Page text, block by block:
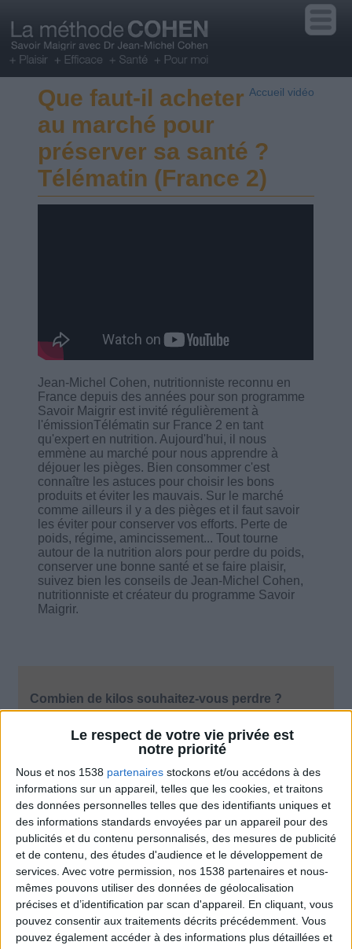
Le respect de votre vie privée est
notre priorité
Nous et nos 1538 partenaires stockons et/ou accédons à des
informations sur un appareil, telles que les cookies, et traitons
des données personnelles telles que des identifiants uniques et
des informations standards envoyées par un appareil pour des
publicités et du contenu personnalisés, des mesures de publicité
et de contenu, des études d'audience et le développement de
services. Avec votre permission, nos 1538 partenaires et nous-
mêmes pouvons utiliser des données de géolocalisation
précises et d’identification par scan d'appareil. En cliquant, vous
pouvez consentir aux traitements décrits précédemment. Vous
pouvez également accéder à des informations plus détaillées et
Accueil vidéo
Que faut-il acheter
au marché pour
préserver sa santé ?
Télématin (France 2)
Jean-Michel Cohen, nutritionniste reconnu en
France depuis des années pour son programme
Savoir Maigrir est invité régulièrement à
l'émissionTélématin sur France 2 en tant
qu'expert en nutrition. Aujourd'hui, il nous
emmène au marché pour nous apprendre à
déjouer les pièges. Bien consommer c'est
connaître les astuces pour choisir les bons
produits et éviter les mauvais. Sur le marché
comme ailleurs il y a des pièges et il faut savoir
les éviter pour conserver vos efforts. Perte de
poids, régime, amincissement... Tout tourne
autour de la nutrition alors pour perdre du poids,
conserver une bonne santé et se faire plaisir,
suivez bien les conseils de Jean-Michel Cohen,
nutritionniste et créateur du programme Savoir
Maigrir.
Combien de kilos souhaitez-vous perdre ?
Moins de
De 5 à 10
kilos
Plus de
Médias et télévision Voir tout
Jean-Michel Cohen intervient régulièrement
comme expert en nutrition sur les plateaux de
télévision.